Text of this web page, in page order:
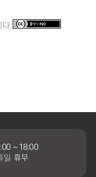
다.
~ 18:00
일 휴무